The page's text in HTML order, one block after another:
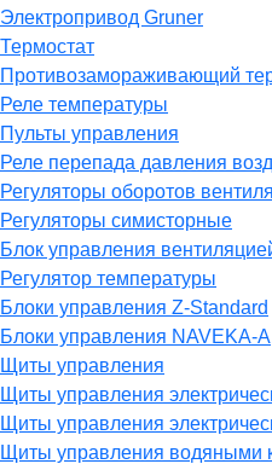
Электропривод Gruner
Термостат
Противозамораживающий
Реле температуры
Пульты управления
Реле перепада давления
Регуляторы оборотов
Регуляторы симисторные
Блок управления
Регулятор температуры
Блоки управления Z-Standard
Блоки управления NAVEKA-A
Щиты управления
Щиты управления
Щиты управления
Щиты управления